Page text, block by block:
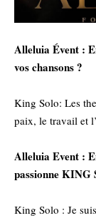
‎Alleluia Évent :
vos chansons ?
‎King Solo: Les
paix, le travail et
‎Alleluia Event :
passionne KING
‎King Solo : Je